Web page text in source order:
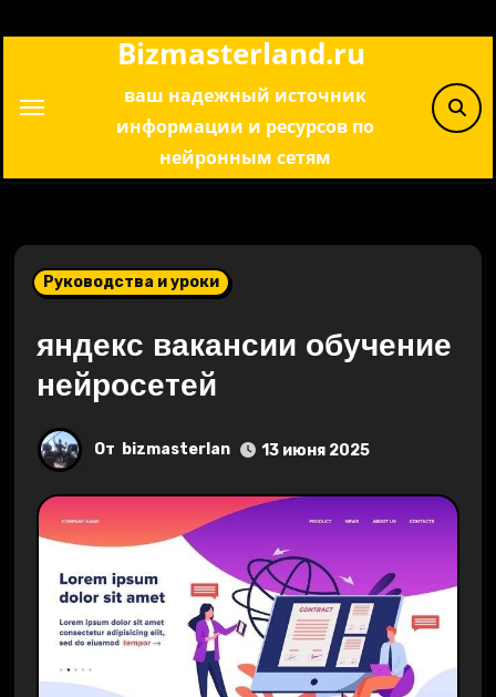
Bizmasterland.ru
ваш надежный источник
информации и ресурсов по
нейронным сетям
Руководства и уроки
яндекс вакансии обучение
нейросетей
От bizmasterlan 13 июня 2025